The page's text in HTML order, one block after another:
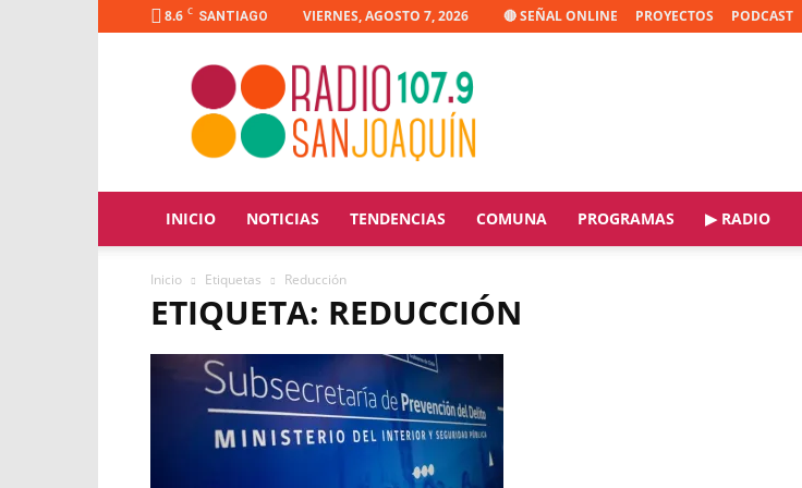
8.6 C SANTIAGO VIERNES, AGOSTO 7, 2026 🔴 SEÑAL ONLINE PROYECTOS PODCAST
Radio
Joaquín
INICIO NOTICIAS TENDENCIAS COMUNA PROGRAMAS ▶ RADIO
Inicio Etiquetas Reducción
ETIQUETA: REDUCCIÓN